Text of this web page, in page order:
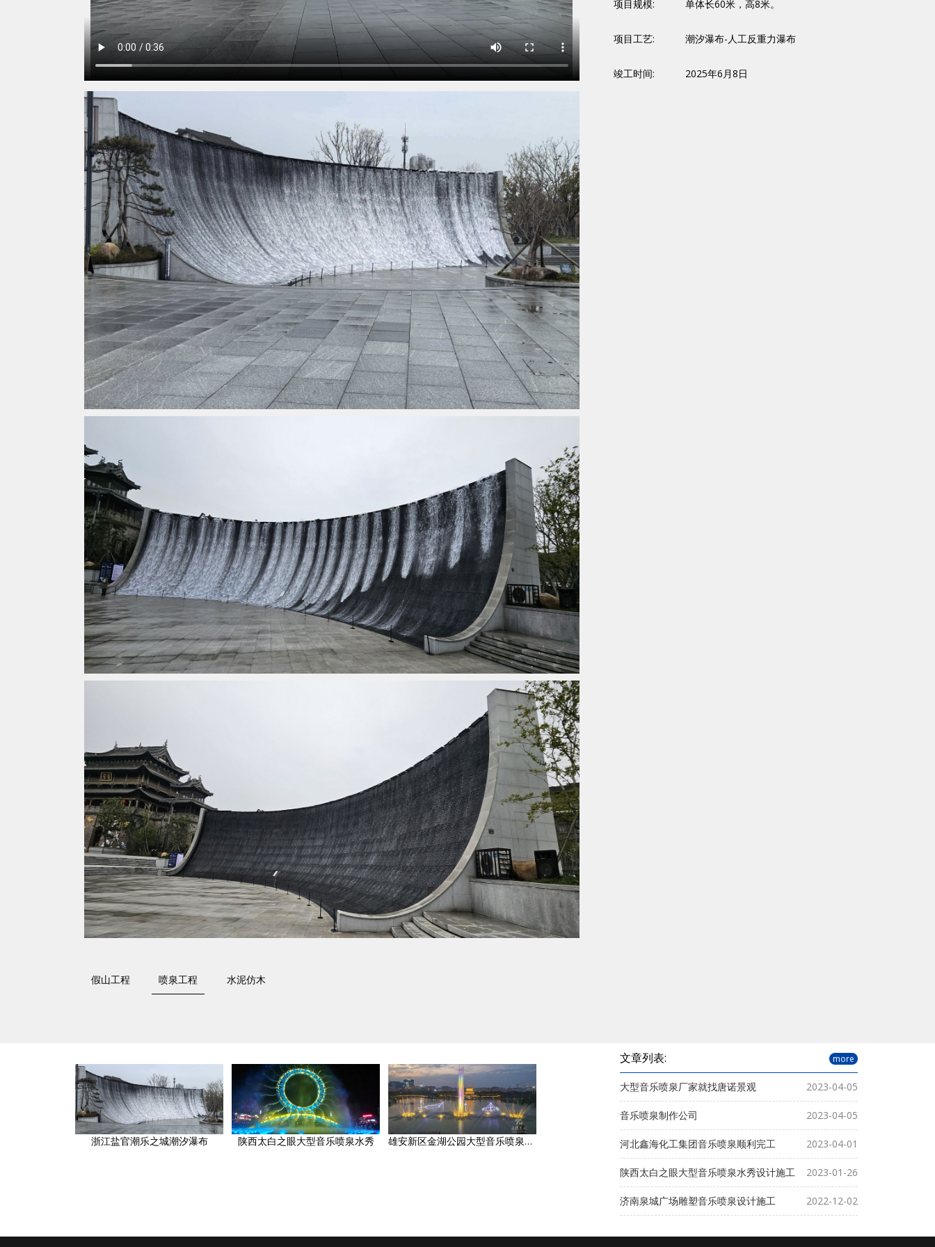
项目规模: 单体长60米，高8米。
项目工艺: 潮汐瀑布-人工反重力瀑布
竣工时间: 2025年6月8日
假山工程 喷泉工程 水泥仿木
浙江盐官潮乐之城潮汐瀑布 陕西太白之眼大型音乐喷泉水秀 雄安新区金湖公园大型音乐喷泉灯光秀设计施工
文章列表: more
大型音乐喷泉厂家就找唐诺景观 2023-04-05
音乐喷泉制作公司 2023-04-05
河北鑫海化工集团音乐喷泉顺利完工 2023-04-01
陕西太白之眼大型音乐喷泉水秀设计施工 2023-01-26
济南泉城广场雕塑音乐喷泉设计施工 2022-12-02